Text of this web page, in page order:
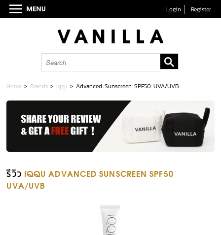
Login Register
Home > Brands > Iqqu >Advanced Sunscreen SPF50 UVA/UVB
รีวิว IQQU ADVANCED SUNSCREEN SPF50
UVA/UVB